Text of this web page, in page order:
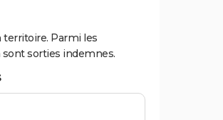
territoire. Parmi les
sorties indemnes.